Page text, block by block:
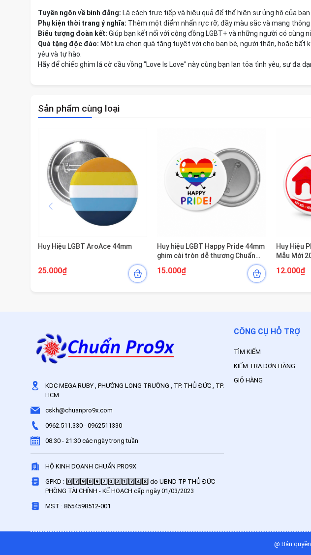
Tuyên ngôn về bình đẳng: Là cách trực tiếp và hiệu quả để thể hiện sự ủng hộ của
Phụ kiện thời trang ý nghĩa: Thêm một điểm nhấn rực rỡ, đầy màu sắc và mang
Biểu tượng đoàn kết: Giúp bạn kết nối với cộng đồng LGBT+ và những người có cùng
Quà tặng độc đáo: Một lựa chọn quà tặng tuyệt vời cho bạn bè, người thân, hoặc bất
yêu và tự hào.
Hãy để chiếc ghim lá cờ cầu vồng "Love Is Love" này cùng bạn lan tỏa tình yêu, sự đa
Sản phẩm cùng loại
Huy Hiệu LGBT AroAce 44mm
25.000₫
Huy hiệu LGBT Happy Pride 44mm
ghim cài tròn dễ thương Chuẩn
15.000₫
Huy Hiệu
Mẫu Mới
12.000₫
KDC MEGA RUBY , PHƯỜNG LONG TRƯỜNG , TP. THỦ ĐỨC , TP.
HCM
cskh@chuanpro9x.com
0962.511.330 - 0962511330
08:30 - 21:30 các ngày trong tuần
HỘ KINH DOANH CHUẨN PRO9X
GPKD : 0️⃣7️⃣9️⃣0️⃣9️⃣7️⃣0️⃣2️⃣1️⃣7️⃣4️⃣8️⃣ do UBND TP THỦ ĐỨC
PHÒNG TÀI CHÍNH - KẾ HOẠCH cấp ngày 01/03/2023
MST : 8654598512-001
CÔNG CỤ HỖ TRỢ
TÌM KIẾM
KIỂM TRA ĐƠN HÀNG
GIỎ HÀNG
@ Bản